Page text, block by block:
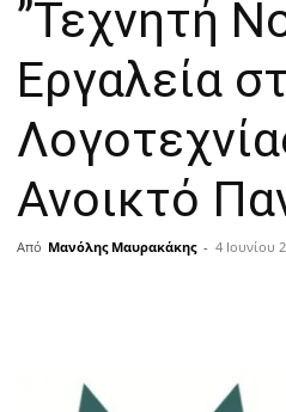
”Τεχνητή
Εργαλεία
Ανοικτό
Από Μανόλης Μαυρακάκης - 4 Ιουνίου